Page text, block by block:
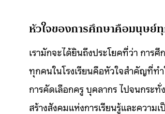
หัวใจของการศึกษาคือมนุษย์
เรามักจะได้ยินถึงประโยคที่ว่า การ
ทุกคนในโรงเรียนคือหัวใจสำคัญที่ท
การคัดเลือกครู บุคลากร ไปจนกระ
สร้างสังคมแห่งการเรียนรู้และความ